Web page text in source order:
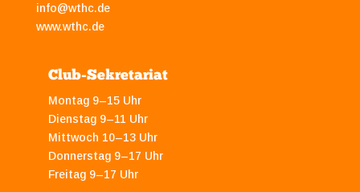
info@wthc.de
www.wthc.de
Club-Sekretariat
Montag 9–15 Uhr
Dienstag 9–11 Uhr
Mittwoch 10–13 Uhr
Donnerstag 9–17 Uhr
Freitag 9–17 Uhr